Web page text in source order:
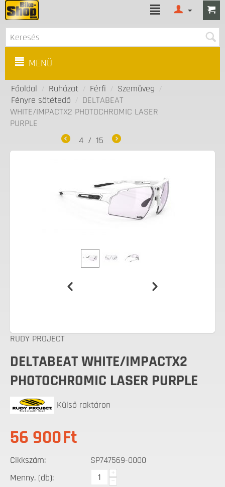
MENÜ
Főoldal / Ruházat / Férfi / Szemüveg /
Fényre sötétedő / DELTABEAT
WHITE/IMPACTX2 PHOTOCHROMIC LASER
PURPLE
4 / 15
RUDY PROJECT
DELTABEAT WHITE/IMPACTX2
PHOTOCHROMIC LASER PURPLE
Külső raktáron
56 900Ft
Cikkszám:
SP747569-0000
Menny. (db):
+
−